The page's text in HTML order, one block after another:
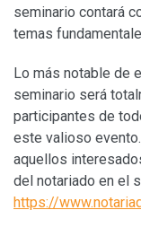
seminario contará
temas
Lo más notable de
seminario será
participantes de
este valioso
aquellos
del notariado en el
https://